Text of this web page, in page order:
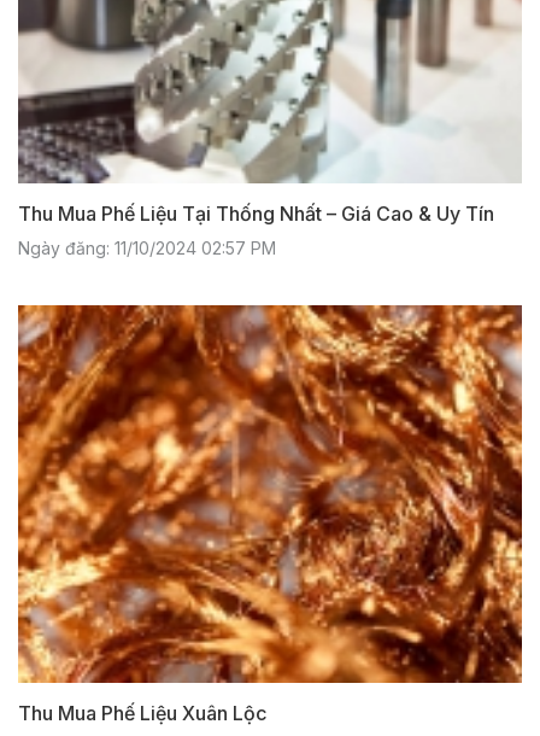
Thu Mua Phế Liệu Tại Thống Nhất – Giá Cao & Uy Tín
Ngày đăng: 11/10/2024 02:57 PM
Thu Mua Phế Liệu Xuân Lộc